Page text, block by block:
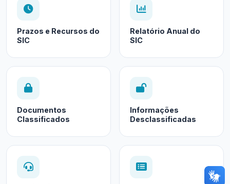
Prazos e Recursos do
SIC
Relatório Anual do
SIC
Documentos
Classificados
Informações
Desclassificadas